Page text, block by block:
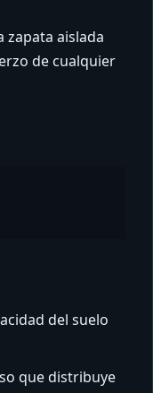
zapata aislada
de cualquier
del suelo
que distribuye